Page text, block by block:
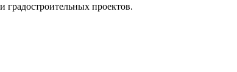
градостроительных проектов.